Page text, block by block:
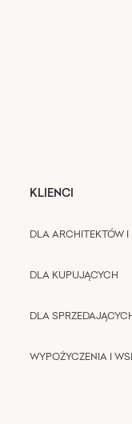
KLIENCI
DLA ARCHITEKTÓW I
DLA KUPUJĄCYCH
DLA
WYPOŻYCZENIA I